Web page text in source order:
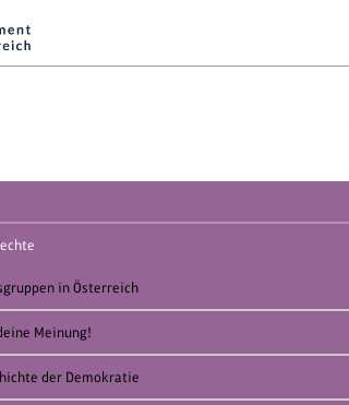
in Österreich
Meinung!
der Demokratie